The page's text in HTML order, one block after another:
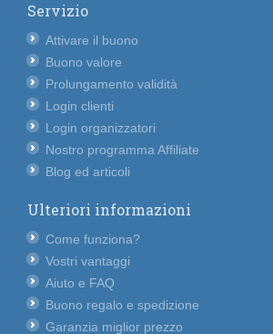
Servizio
Attivare il buono
Buono valore
Prolungamento validità
Login clienti
Login organizzatori
Nostro programma Affiliate
Blog ed articoli
Ulteriori informazioni
Come funziona?
Vostri vantaggi
Aiuto e FAQ
Buono regalo e spedizione
Garanzia miglior prezzo